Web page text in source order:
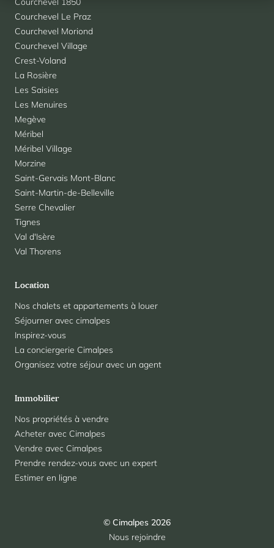
Courchevel Le Praz
Courchevel Moriond
Courchevel Village
Crest-Voland
La Rosière
Les Saisies
Les Menuires
Megève
Méribel
Méribel Village
Morzine
Saint-Gervais Mont-Blanc
Saint-Martin-de-Belleville
Serre Chevalier
Tignes
Val d'Isère
Val Thorens
Location
Nos chalets et appartements à louer
Séjourner avec cimalpes
Inspirez-vous
La conciergerie Cimalpes
Organisez votre séjour avec un agent
Immobilier
Nos propriétés à vendre
Acheter avec Cimalpes
Vendre avec Cimalpes
Prendre rendez-vous avec un expert
Estimer en ligne
© Cimalpes 2026
Nous rejoindre